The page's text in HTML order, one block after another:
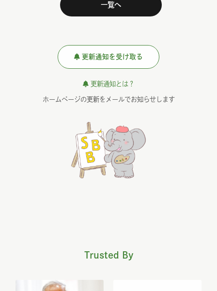
一覧へ
更新通知を受け取る
更新通知とは？
ホームページの更新をメールでお知らせします
Trusted By